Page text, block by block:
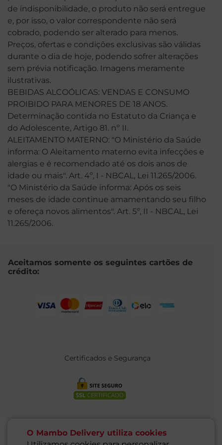
O Mambo Delivery utiliza cookies
de indisponibilidade, o produto não será entregue
e, por isso, o valor correspondente não será
cobrado, podendo ser alterado para menos.
Preços, ofertas e condições exclusivas são válidas
durante o dia de hoje, podendo sofrer alterações
sem prévia notificação. Imagens meramente
ilustrativas.
BEBIDAS ALCOÓLICAS: VENDAS E CONSUMO
PROIBIDO PARA MENORES DE 18 ANOS.
Determinação contida no Estatuto da Criança e
do Adolescente, Artigo 81. nº II.
ALEITAMENTO MATERNO: "O Ministério da Saúde
informa: O Aleitamento materno evita infecções e
alergias e é recomendado até os dois anos de
idade ou mais". Art. 4º, I - NBCAL, Lei 11.265/2006.
"O Ministério da Saúde informa: Após os seis
meses de idade continue amamentando seu filho
e ofereça novos alimentos". Art. 5º, II - NBCAL, Lei
11.265/2006.
Aceitamos somente os seguintes cartões de
crédito:
Certificados e Segurança